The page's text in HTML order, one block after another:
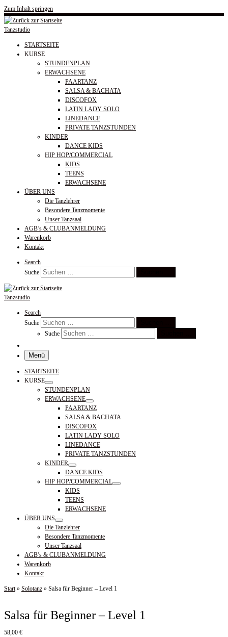
Zum Inhalt springen
Tanzstudio
STARTSEITE
KURSE
STUNDENPLAN
ERWACHSENE
PAARTANZ
SALSA & BACHATA
DISCOFOX
LATIN LADY SOLO
LINEDANCE
PRIVATE TANZSTUNDEN
KINDER
DANCE KIDS
HIP HOP/COMMERCIAL
KIDS
TEENS
ERWACHSENE
ÜBER UNS
Die Tanzlehrer
Besondere Tanzmomente
Unser Tanzsaal
AGB’s & CLUBANMELDUNG
Warenkorb
Kontakt
Search
Suche
Tanzstudio
Search
Suche
Suche
Menü
STARTSEITE
KURSE
STUNDENPLAN
ERWACHSENE
PAARTANZ
SALSA & BACHATA
DISCOFOX
LATIN LADY SOLO
LINEDANCE
PRIVATE TANZSTUNDEN
KINDER
DANCE KIDS
HIP HOP/COMMERCIAL
KIDS
TEENS
ERWACHSENE
ÜBER UNS
Die Tanzlehrer
Besondere Tanzmomente
Unser Tanzsaal
AGB’s & CLUBANMELDUNG
Warenkorb
Kontakt
Start » Solotanz » Salsa für Beginner – Level 1
Salsa für Beginner – Level 1
58,00 €